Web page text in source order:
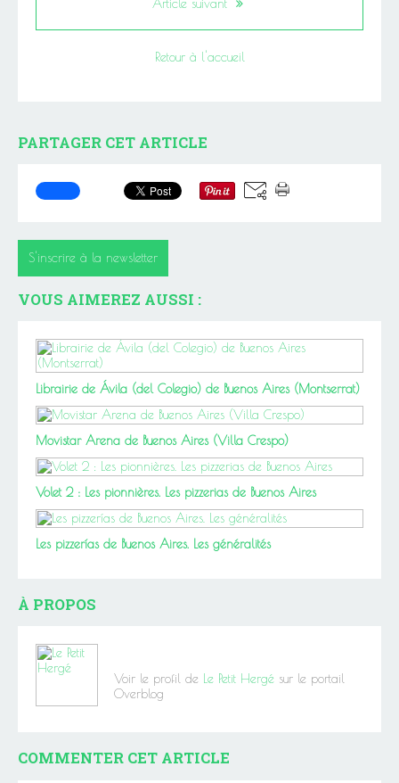
Article suivant
Retour à l'accueil
PARTAGER CET ARTICLE
S'inscrire à la newsletter
VOUS AIMEREZ AUSSI :
Librairie de Ávila (del Colegio) de Buenos Aires (Montserrat)
Movistar Arena de Buenos Aires (Villa Crespo)
Volet 2 : Les pionnières. Les pizzerias de Buenos Aires
Les pizzerías de Buenos Aires. Les généralités
À PROPOS
Voir le profil de Le Petit Hergé sur le portail
Overblog
COMMENTER CET ARTICLE